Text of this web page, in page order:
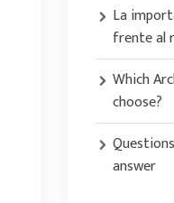
La
frente al
Which
choose?
answer